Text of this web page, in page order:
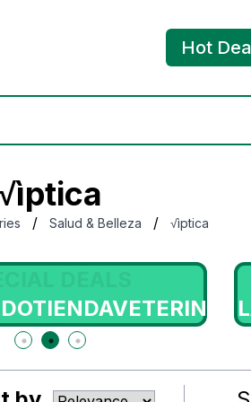
Hot
/ Salud & Belleza / √ìptica